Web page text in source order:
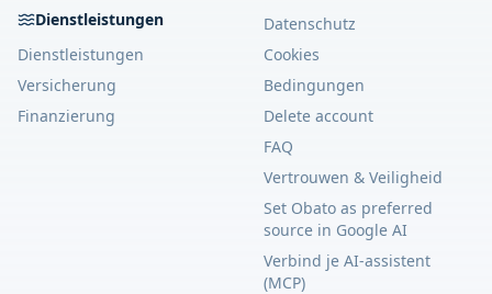
Dienstleistungen
Dienstleistungen
Versicherung
Finanzierung
Datenschutz
Cookies
Bedingungen
Delete account
FAQ
Vertrouwen & Veiligheid
Set Obato as preferred
source in Google AI
Verbind je AI-assistent
(MCP)